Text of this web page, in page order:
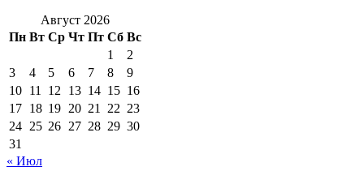
Август 2026
Пн Вт Ср Чт Пт Сб Вс
1
2
3
4 5 6 7 8
9
10 11 12 13 14 15 16
17 18 19 20 21 22 23
24 25 26 27 28 29 30
31
« Июл